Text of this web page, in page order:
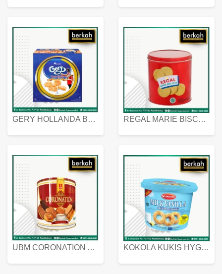
GERY HOLLANDA BUTTER COOKIES 450 GRAM REGAL MARIE BISCUIT KALENG 550 GRAM
UBM CORONATION ASSORTED BISKUIT KALENG 450 GRAM KOKOLA KUKIS HYGIENIC MILK VANILLA PACK 320 GR